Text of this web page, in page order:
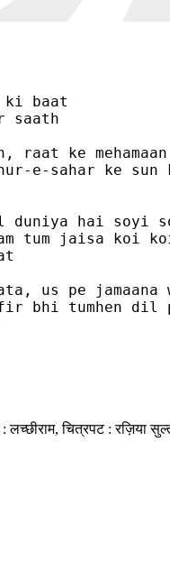
baat
saath
raat ke
e-sahar ke sun
duniya hai soyi
tum jaisa koi
us pe jamaana
bhi tumhen dil
चित्रपट : रज़िया